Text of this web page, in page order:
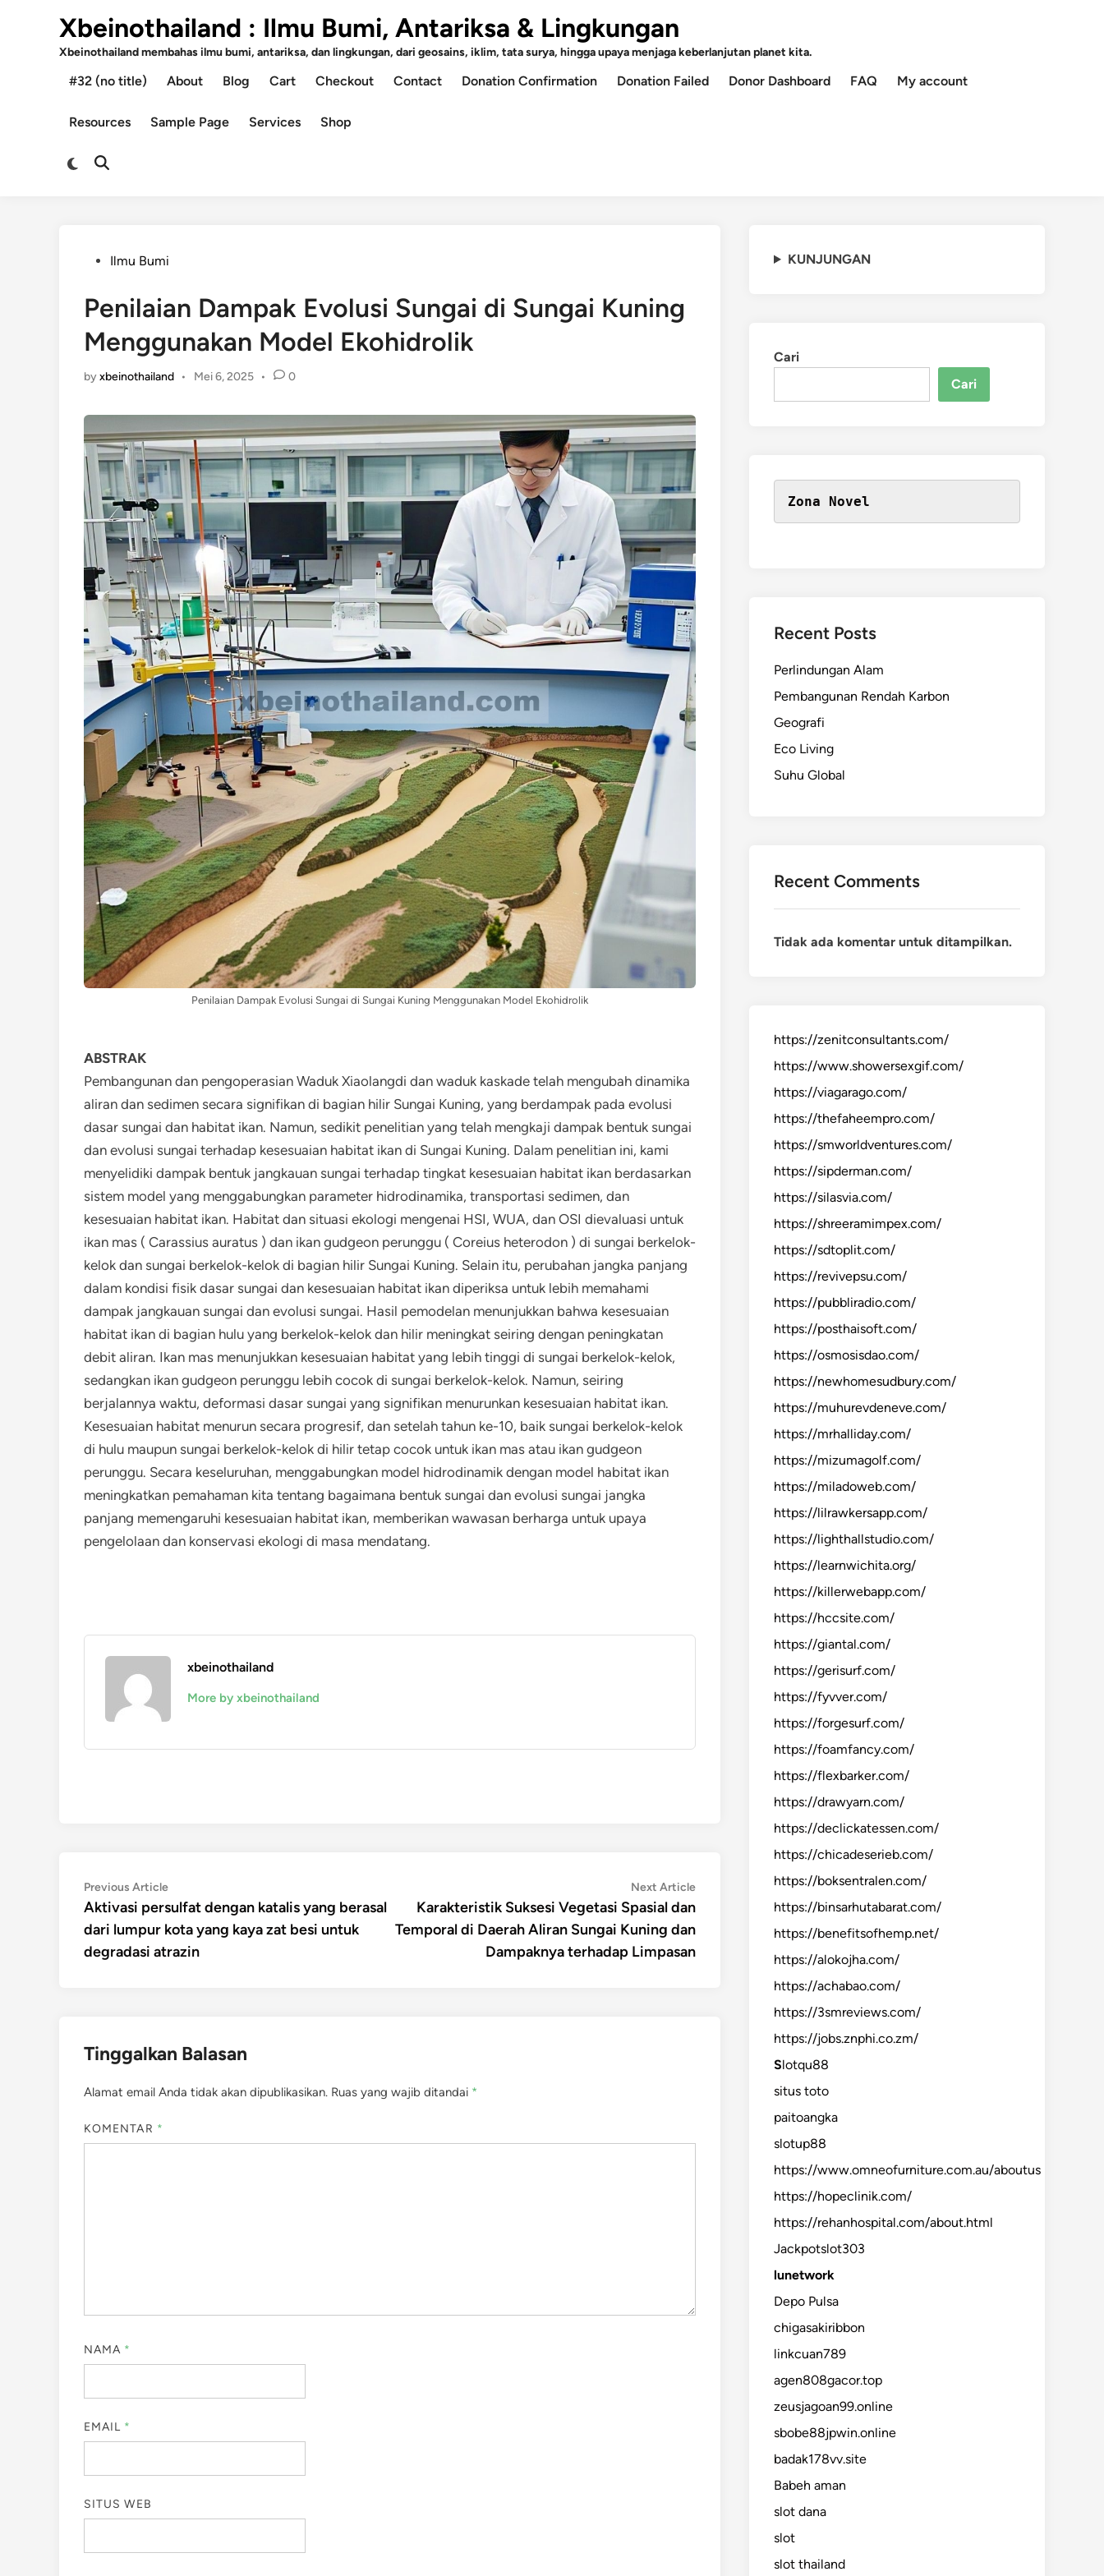
Xbeinothailand : Ilmu Bumi, Antariksa & Lingkungan
Xbeinothailand membahas ilmu bumi, antariksa, dan lingkungan, dari geosains, iklim, tata surya, hingga upaya menjaga keberlanjutan planet kita.
#32 (no title) About Blog Cart Checkout Contact Donation Confirmation Donation Failed Donor Dashboard FAQ My account
Resources Sample Page Services Shop
Switch
Open
PostedIlmu Bumi
Penilaian Dampak Evolusi Sungai di Sungai Kuning
Menggunakan Model Ekohidrolik
byxbeinothailand • Mei 6, 2025 • 0
Penilaian Dampak Evolusi Sungai di Sungai Kuning Menggunakan Model Ekohidrolik
ABSTRAK
Pembangunan dan pengoperasian Waduk Xiaolangdi dan waduk kaskade telah mengubah dinamika
aliran dan sedimen secara signifikan di bagian hilir Sungai Kuning, yang berdampak pada evolusi
dasar sungai dan habitat ikan. Namun, sedikit penelitian yang telah mengkaji dampak bentuk sungai
dan evolusi sungai terhadap kesesuaian habitat ikan di Sungai Kuning. Dalam penelitian ini, kami
menyelidiki dampak bentuk jangkauan sungai terhadap tingkat kesesuaian habitat ikan berdasarkan
sistem model yang menggabungkan parameter hidrodinamika, transportasi sedimen, dan
kesesuaian habitat ikan. Habitat dan situasi ekologi mengenai HSI, WUA, dan OSI dievaluasi untuk
ikan mas ( Carassius auratus ) dan ikan gudgeon perunggu ( Coreius heterodon ) di sungai berkelok-
kelok dan sungai berkelok-kelok di bagian hilir Sungai Kuning. Selain itu, perubahan jangka panjang
dalam kondisi fisik dasar sungai dan kesesuaian habitat ikan diperiksa untuk lebih memahami
dampak jangkauan sungai dan evolusi sungai. Hasil pemodelan menunjukkan bahwa kesesuaian
habitat ikan di bagian hulu yang berkelok-kelok dan hilir meningkat seiring dengan peningkatan
debit aliran. Ikan mas menunjukkan kesesuaian habitat yang lebih tinggi di sungai berkelok-kelok,
sedangkan ikan gudgeon perunggu lebih cocok di sungai berkelok-kelok. Namun, seiring
berjalannya waktu, deformasi dasar sungai yang signifikan menurunkan kesesuaian habitat ikan.
Kesesuaian habitat menurun secara progresif, dan setelah tahun ke-10, baik sungai berkelok-kelok
di hulu maupun sungai berkelok-kelok di hilir tetap cocok untuk ikan mas atau ikan gudgeon
perunggu. Secara keseluruhan, menggabungkan model hidrodinamik dengan model habitat ikan
meningkatkan pemahaman kita tentang bagaimana bentuk sungai dan evolusi sungai jangka
panjang memengaruhi kesesuaian habitat ikan, memberikan wawasan berharga untuk upaya
pengelolaan dan konservasi ekologi di masa mendatang.
xbeinothailand
More by xbeinothailand
Navigasi
pos
Previous ArticlePrevious
article:
Aktivasi persulfat dengan katalis yang berasal
dari lumpur kota yang kaya zat besi untuk
degradasi atrazin
Next ArticleNext
article:
Karakteristik Suksesi Vegetasi Spasial dan
Temporal di Daerah Aliran Sungai Kuning dan
Dampaknya terhadap Limpasan
Tinggalkan Balasan
Alamat email Anda tidak akan dipublikasikan. Ruas yang wajib ditandai *
KOMENTAR *
NAMA *
EMAIL *
SITUS WEB
KUNJUNGAN
Cari
Cari
Zona Novel
Recent Posts
Perlindungan Alam
Pembangunan Rendah Karbon
Geografi
Eco Living
Suhu Global
Recent Comments
Tidak ada komentar untuk ditampilkan.
https://zenitconsultants.com/
https://www.showersexgif.com/
https://viagarago.com/
https://thefaheempro.com/
https://smworldventures.com/
https://sipderman.com/
https://silasvia.com/
https://shreeramimpex.com/
https://sdtoplit.com/
https://revivepsu.com/
https://pubbliradio.com/
https://posthaisoft.com/
https://osmosisdao.com/
https://newhomesudbury.com/
https://muhurevdeneve.com/
https://mrhalliday.com/
https://mizumagolf.com/
https://miladoweb.com/
https://lilrawkersapp.com/
https://lighthallstudio.com/
https://learnwichita.org/
https://killerwebapp.com/
https://hccsite.com/
https://giantal.com/
https://gerisurf.com/
https://fyvver.com/
https://forgesurf.com/
https://foamfancy.com/
https://flexbarker.com/
https://drawyarn.com/
https://declickatessen.com/
https://chicadeserieb.com/
https://boksentralen.com/
https://binsarhutabarat.com/
https://benefitsofhemp.net/
https://alokojha.com/
https://achabao.com/
https://3smreviews.com/
https://jobs.znphi.co.zm/
Slotqu88
situs toto
paitoangka
slotup88
https://www.omneofurniture.com.au/aboutus
https://hopeclinik.com/
https://rehanhospital.com/about.html
Jackpotslot303
lunetwork
Depo Pulsa
chigasakiribbon
linkcuan789
agen808gacor.top
zeusjagoan99.online
sbobe88jpwin.online
badak178vv.site
Babeh aman
slot dana
slot
slot thailand